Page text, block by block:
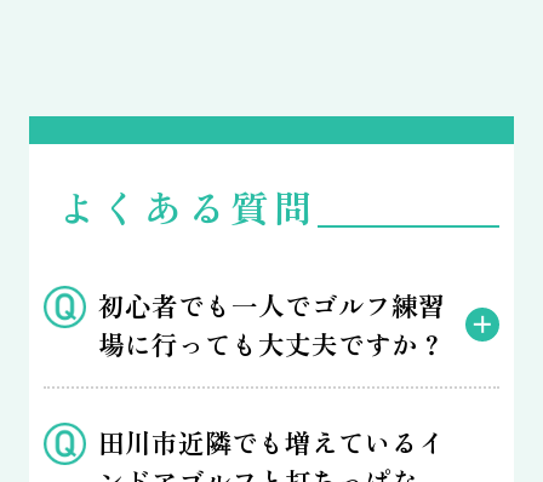
よくある質問
初心者でも一人でゴルフ練習
場に行っても大丈夫ですか？
田川市近隣でも増えているイ